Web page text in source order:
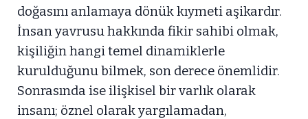
doğasını anlamaya dönük kıymeti aşikardır.
İnsan yavrusu hakkında fikir sahibi olmak,
kişiliğin hangi temel dinamiklerle
kurulduğunu bilmek, son derece önemlidir.
Sonrasında ise ilişkisel bir varlık olarak
insanı; öznel olarak yargılamadan,